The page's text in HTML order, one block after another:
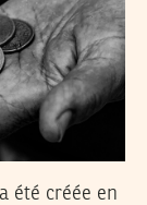
été créée en